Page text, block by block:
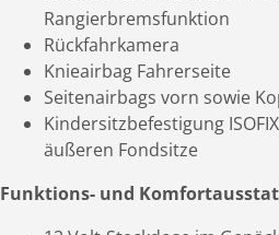
Rangierbremsfunktion
Rückfahrkamera
Knieairbag Fahrerseite
Seitenairbags vorn sowie
Kindersitzbefestigung
äußeren Fondsitze
Funktions- und